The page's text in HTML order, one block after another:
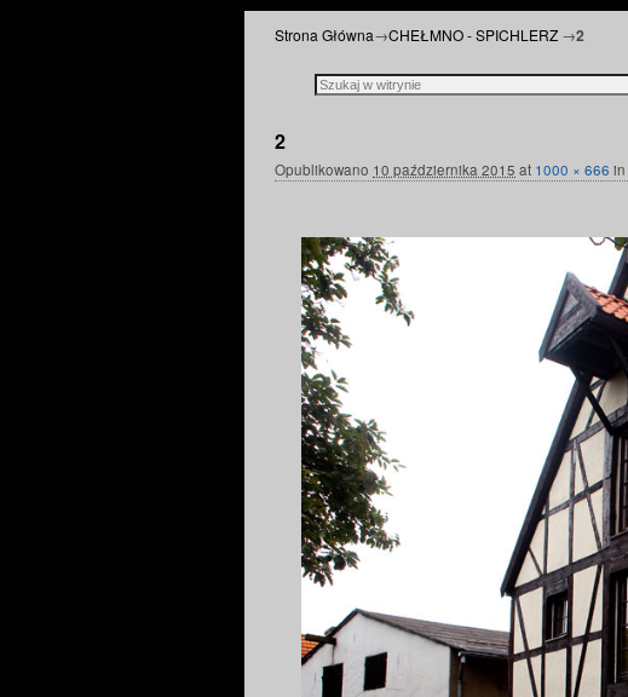
Strona Główna→CHEŁMNO - SPICHLERZ →2
2
Opublikowano 10 października 2015 at 1000 × 666 in